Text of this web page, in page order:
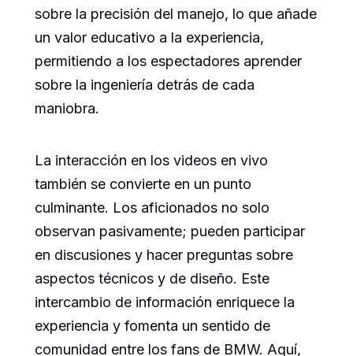
sobre la precisión del manejo, lo que añade
un valor educativo a la experiencia,
permitiendo a los espectadores aprender
sobre la ingeniería detrás de cada
maniobra.
La interacción en los videos en vivo
también se convierte en un punto
culminante. Los aficionados no solo
observan pasivamente; pueden participar
en discusiones y hacer preguntas sobre
aspectos técnicos y de diseño. Este
intercambio de información enriquece la
experiencia y fomenta un sentido de
comunidad entre los fans de BMW. Aquí,